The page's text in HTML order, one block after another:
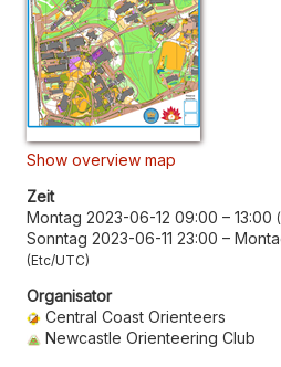
Show overview map
Zeit
Montag 2023-06-12 09:00 – 13:00
Sonntag 2023-06-11 23:00 –
Etc/UTC
Organisator
Central Coast Orienteers
Newcastle Orienteering Club